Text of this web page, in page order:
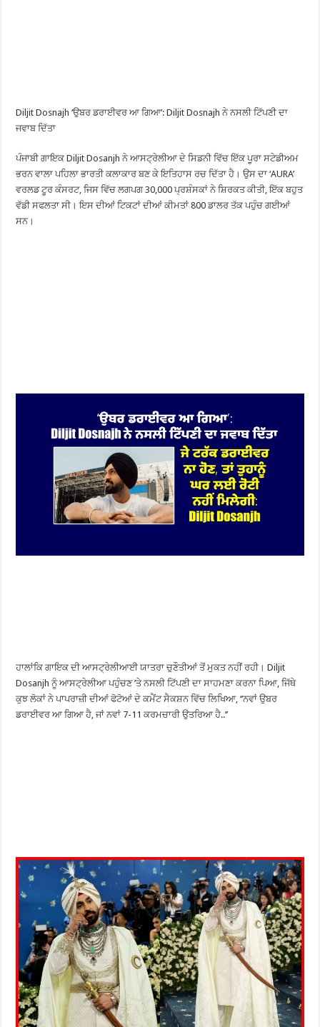
Diljit Dosnajh ‘ਉਬਰ ਡਰਾਈਵਰ ਆ ਗਿਆ’: Diljit Dosnajh ਨੇ ਨਸਲੀ ਟਿੱਪਣੀ ਦਾ
ਜਵਾਬ ਦਿੱਤਾ
ਪੰਜਾਬੀ ਗਾਇਕ Diljit Dosanjh ਨੇ ਆਸਟ੍ਰੇਲੀਆ ਦੇ ਸਿਡਨੀ ਵਿੱਚ ਇੱਕ ਪੂਰਾ ਸਟੇਡੀਅਮ
ਭਰਨ ਵਾਲਾ ਪਹਿਲਾ ਭਾਰਤੀ ਕਲਾਕਾਰ ਬਣ ਕੇ ਇਤਿਹਾਸ ਰਚ ਦਿੱਤਾ ਹੈ। ਉਸ ਦਾ ‘AURA’
ਵਰਲਡ ਟੂਰ ਕੰਸਰਟ, ਜਿਸ ਵਿੱਚ ਲਗਪਗ 30,000 ਪ੍ਰਸ਼ੰਸਕਾਂ ਨੇ ਸ਼ਿਰਕਤ ਕੀਤੀ, ਇੱਕ ਬਹੁਤ
ਵੱਡੀ ਸਫਲਤਾ ਸੀ। ਇਸ ਦੀਆਂ ਟਿਕਟਾਂ ਦੀਆਂ ਕੀਮਤਾਂ 800 ਡਾਲਰ ਤੱਕ ਪਹੁੰਚ ਗਈਆਂ
ਸਨ।
ਹਾਲਾਂਕਿ ਗਾਇਕ ਦੀ ਆਸਟ੍ਰੇਲੀਆਈ ਯਾਤਰਾ ਚੁਣੌਤੀਆਂ ਤੋਂ ਮੁਕਤ ਨਹੀਂ ਰਹੀ। Diljit
Dosanjh ਨੂੰ ਆਸਟ੍ਰੇਲੀਆ ਪਹੁੰਚਣ ’ਤੇ ਨਸਲੀ ਟਿੱਪਣੀ ਦਾ ਸਾਹਮਣਾ ਕਰਨਾ ਪਿਆ, ਜਿੱਥੇ
ਕੁਝ ਲੋਕਾਂ ਨੇ ਪਾਪਰਾਜ਼ੀ ਦੀਆਂ ਫੋਟੋਆਂ ਦੇ ਕਮੈਂਟ ਸੈਕਸ਼ਨ ਵਿੱਚ ਲਿਖਿਆ, ‘‘ਨਵਾਂ ਉਬਰ
ਡਰਾਈਵਰ ਆ ਗਿਆ ਹੈ, ਜਾਂ ਨਵਾਂ 7-11 ਕਰਮਚਾਰੀ ਉਤਰਿਆ ਹੈ..’’